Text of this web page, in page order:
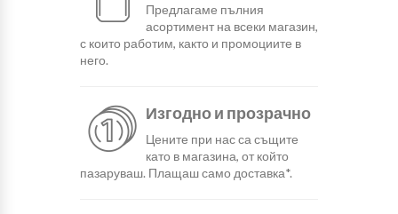
Предлагаме пълния
асортимент на всеки магазин,
с които работим, както и промоциите в
него.
Изгодно и прозрачно
Цените при нас са същите
като в магазина, от който
пазаруваш. Плащаш само доставка*.